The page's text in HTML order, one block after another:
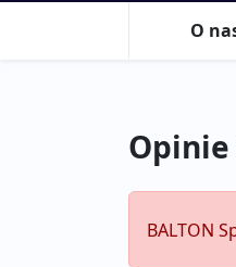
O
Opinie
BALTON